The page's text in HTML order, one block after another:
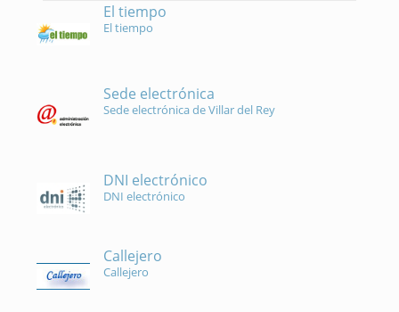
El tiempo
El tiempo
Sede electrónica
Sede electrónica de Villar del Rey
DNI electrónico
DNI electrónico
Callejero
Callejero